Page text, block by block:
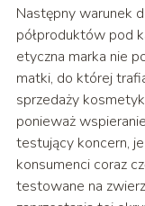
Następny warunek
półproduktów pod
etyczna marka nie
matki, do której
sprzedaży
ponieważ
testujący koncern,
konsumenci coraz
testowane na